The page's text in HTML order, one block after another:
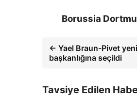
Borussia
← Yael Braun-Pivet
başkanlığına seçildi
Tavsiye Edilen